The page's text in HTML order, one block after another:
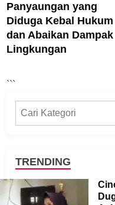
Panyaungan yang
Diduga Kebal Hukum
dan Abaikan Dampak
Lingkungan
```
Cari
TRENDING